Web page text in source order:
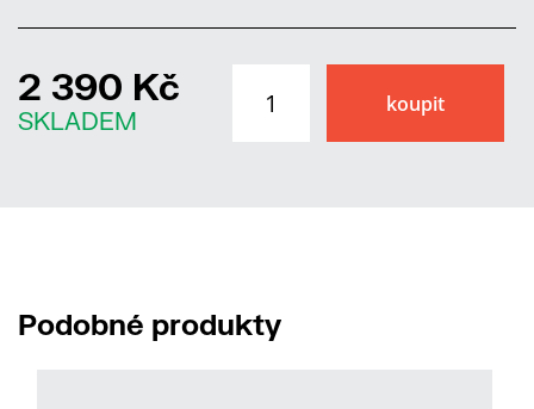
2 390 Kč
SKLADEM
Podobné produkty